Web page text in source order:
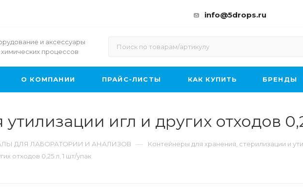
info@5drops.ru
и аксессуары
химических процессов
О КОМПАНИИ ПРАЙС-ЛИСТЫ КАК КУПИТЬ БРЕНДЫ
игл и других отходов
ДЛЯ ЛАБОРАТОРИИ И АНАЛИЗОВ —
Контейнеры для хранения, стерилизации и
отходов 0,25 л, 1 шт/упак